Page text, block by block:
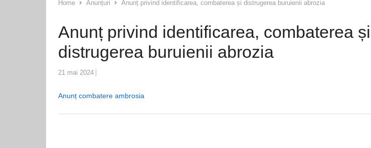
Home Anunțuri Anunț privind identificarea, combaterea și distrugerea buruienii abrozia
Anunț privind identificarea, combaterea și
distrugerea buruienii abrozia
21 mai 2024
Anunț combatere ambrosia